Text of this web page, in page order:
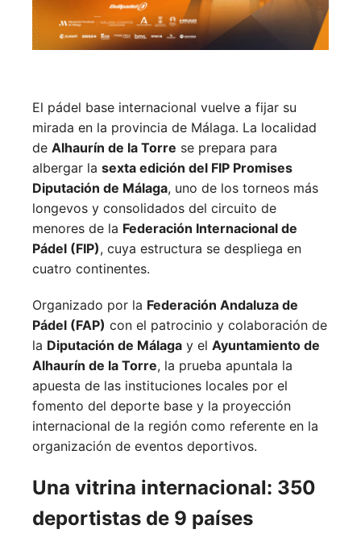
El pádel base internacional vuelve a fijar su
mirada en la provincia de Málaga. La localidad
de Alhaurín de la Torre se prepara para
albergar la sexta edición del FIP Promises
Diputación de Málaga, uno de los torneos más
longevos y consolidados del circuito de
menores de la Federación Internacional de
Pádel (FIP), cuya estructura se despliega en
cuatro continentes.
Organizado por la Federación Andaluza de
Pádel (FAP) con el patrocinio y colaboración de
la Diputación de Málaga y el Ayuntamiento de
Alhaurín de la Torre, la prueba apuntala la
apuesta de las instituciones locales por el
fomento del deporte base y la proyección
internacional de la región como referente en la
organización de eventos deportivos.
Una vitrina internacional: 350
deportistas de 9 países